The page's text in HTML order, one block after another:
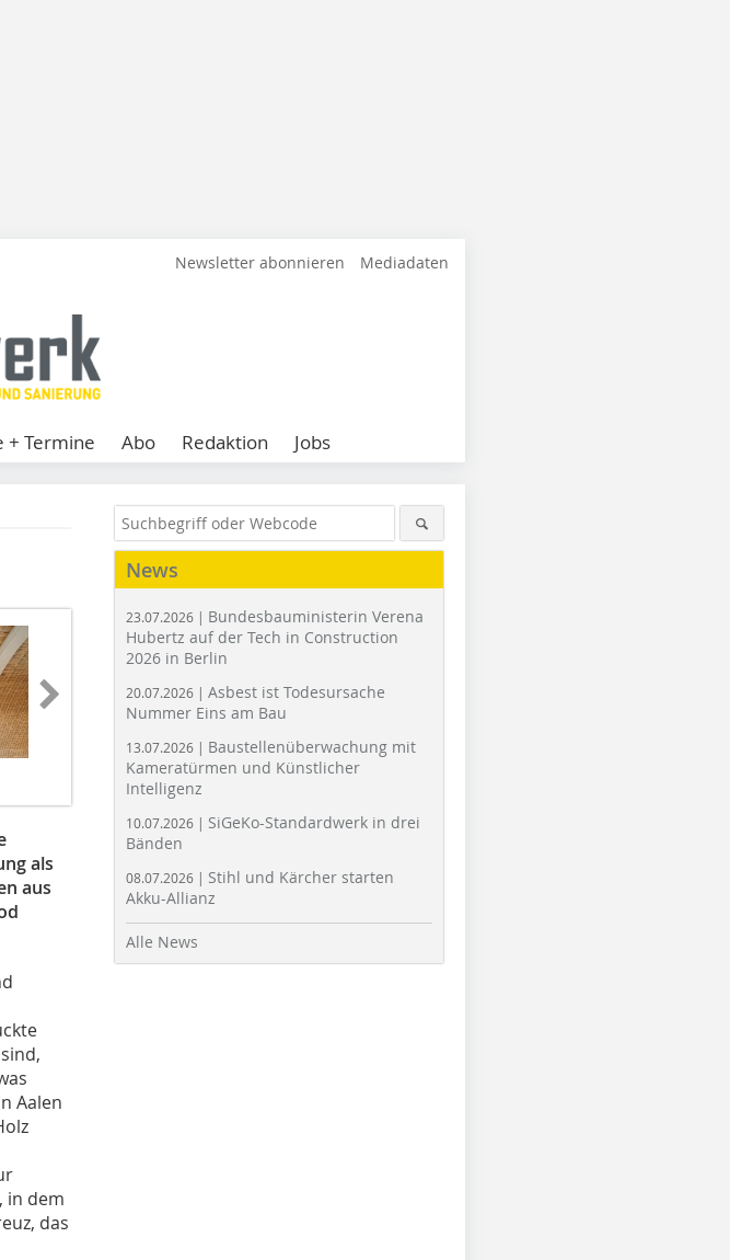
Newsletter abonnieren Mediadaten
+ Termine Abo Redaktion Jobs
Foto: C18 Architekten Fotos: C18 Architekten
als
aus
Aalen
in dem
das
News
23.07.2026 | Bundesbauministerin Verena
Hubertz auf der Tech in Construction
2026 in Berlin
20.07.2026 | Asbest ist Todesursache
Nummer Eins am Bau
13.07.2026 | Baustellenüberwachung mit
Kameratürmen und Künstlicher
Intelligenz
10.07.2026 | SiGeKo-Standardwerk in drei
Bänden
08.07.2026 | Stihl und Kärcher starten
Akku-Allianz
Alle News